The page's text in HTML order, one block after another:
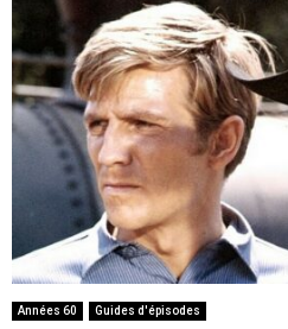
Années 60 Guides d'épisodes